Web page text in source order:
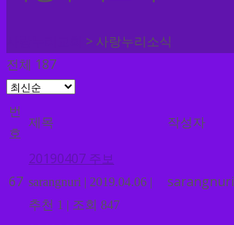
> 사랑누리소식
전체 187
번
호
제목 작성자
67
20190407 주보
sarangnuri | 2019.04.06 |
추천 1 | 조회 847
sarangnuri